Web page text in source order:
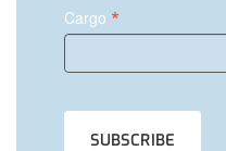
Cargo *